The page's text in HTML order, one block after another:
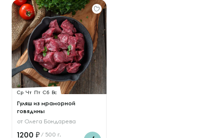
Ср Чт Пт Сб Вс
Гуляш из мраморной
говядины
от Олега Бондарева
1200 / 500 г.